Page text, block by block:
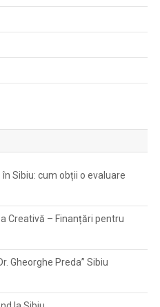
Sibiu: cum obții o evaluare
Creativă – Finanțări pentru
Gheorghe Preda” Sibiu